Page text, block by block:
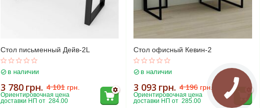
Стол письменный Дейв-2L
в наличии
4 101 грн.
3 780 грн.
Ориентировочная цена
доставки НП от  284.00
Стол офисный Кевин-2
в наличии
4 196 грн.
3 093 грн.
Ориентировочная цена
доставки НП от  285.00